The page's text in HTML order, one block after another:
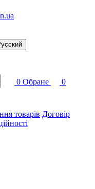
0 Обране
0
товарів Договір